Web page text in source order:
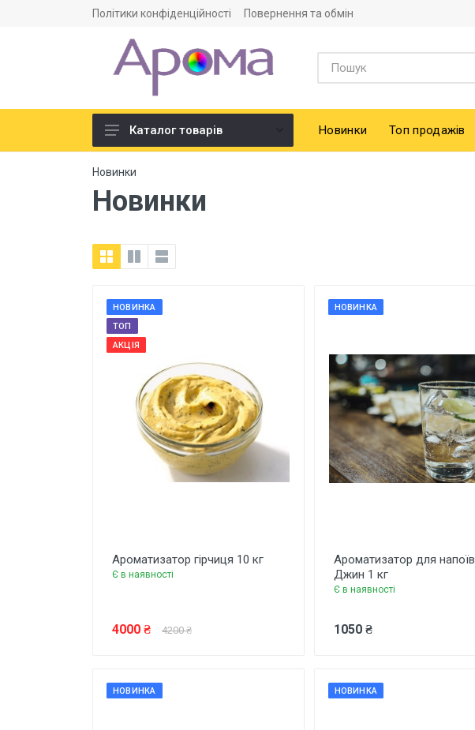
Політики конфіденційності Повернення та обмін
Харчова сировина
Барвники харчові
Каталог товарів Новинки Топ продажів
Новинки
Новинки
НОВИНКА
ТОП
АКЦІЯ
Ароматизатор гірчиця 10 кг
Є в наявності
4000 ₴ 4200 ₴
НОВИНКА
Ароматизатор для напоїв
Джин 1 кг
Є в наявності
1050 ₴
НОВИНКА НОВИНКА